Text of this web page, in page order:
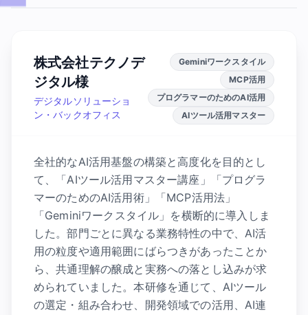
株式会社テクノデ
ジタル様
デジタルソリューショ
ン・バックオフィス
Geminiワークスタイル
MCP活用
プログラマーのためのAI活用
AIツール活用マスター
全社的なAI活用基盤の構築と高度化を目的とし
て、「AIツール活用マスター講座」「プログラ
マーのためのAI活用術」「MCP活用法」
「Geminiワークスタイル」を横断的に導入しま
した。部門ごとに異なる業務特性の中で、AI活
用の粒度や適用範囲にばらつきがあったことか
ら、共通理解の醸成と実務への落とし込みが求
められていました。本研修を通じて、AIツール
の選定・組み合わせ、開発領域での活用、AI連